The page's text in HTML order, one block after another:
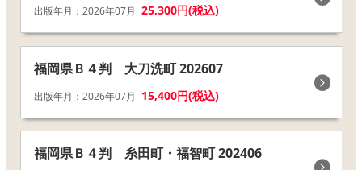
出版年月：2026年07月 25,300円(税込)
福岡県Ｂ４判 大刀洗町 202607
出版年月：2026年07月 15,400円(税込)
福岡県Ｂ４判 糸田町・福智町 202406